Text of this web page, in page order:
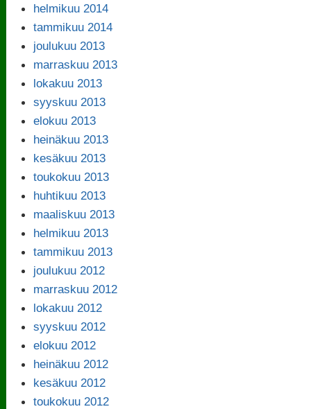
helmikuu 2014
tammikuu 2014
joulukuu 2013
marraskuu 2013
lokakuu 2013
syyskuu 2013
elokuu 2013
heinäkuu 2013
kesäkuu 2013
toukokuu 2013
huhtikuu 2013
maaliskuu 2013
helmikuu 2013
tammikuu 2013
joulukuu 2012
marraskuu 2012
lokakuu 2012
syyskuu 2012
elokuu 2012
heinäkuu 2012
kesäkuu 2012
toukokuu 2012